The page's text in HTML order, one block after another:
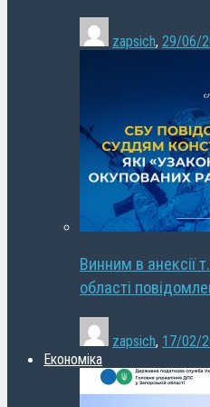
zapsich, 29/06/
Винним в анексії
області
zapsich, 17/02/
Економіка